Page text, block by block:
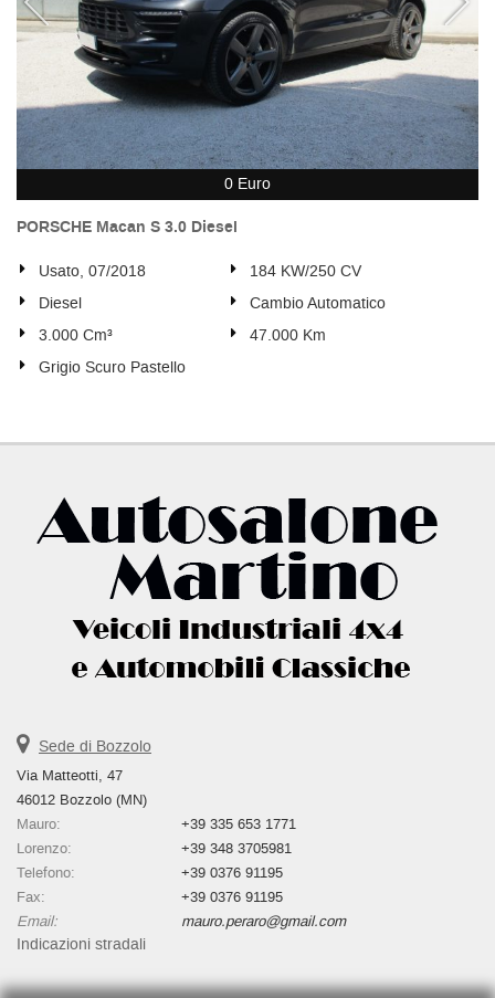
0 Euro
PORSCHE Macan S 3.0 Diesel
Usato, 07/2018
184 KW/250 CV
Diesel
Cambio Automatico
3.000 Cm³
47.000 Km
Grigio Scuro Pastello
Sede di Bozzolo
Via Matteotti, 47
46012 Bozzolo (MN)
Mauro:
+39 335 653 1771
Lorenzo:
+39 348 3705981
Telefono:
+39 0376 91195
Fax:
+39 0376 91195
Email:
mauro.peraro@gmail.com
Indicazioni stradali